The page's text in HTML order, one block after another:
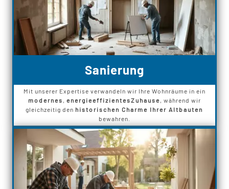
Sanierung
Mit unserer Expertise verwandeln wir Ihre Wohnräume in ein
modernes , energieeffizientesZuhause , während wir
gleichzeitig den historischen Charme Ihrer Altbauten
bewahren.